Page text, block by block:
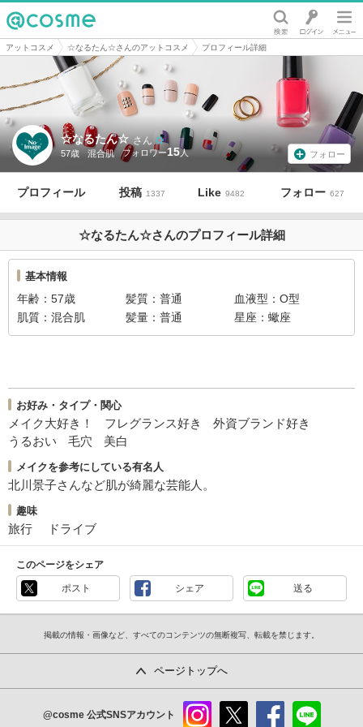
@cosme
アットコスメ ☆なるたん☆さんのアットコスメ プロフィール詳細
☆なるたん☆ さん
57歳 混合肌 15 フォロー
プロフィール 投稿 1337 Like 9482 フォロー 627
☆なるたん☆さんのプロフィール詳細
基本情報
年齢 57歳 髪質 普通 血液型
O型
肌質
混合肌 髪量 普通 星座 蠍座
お好み・タイプ・関心
メイク大好き！ フレグランス好き
外資ブランド好き
うるおい
毛穴 美白
メイクを参考にしている有名人
北川景子さんなど肌が綺麗な芸能人。
趣味
旅行 ドライブ
このページをシェア
ポスト シェア 送る
掲載の情報・画像など、すべてのコンテンツの無断複写、転載を禁じます。
ページトップへ
@cosme 公式SNSアカウント